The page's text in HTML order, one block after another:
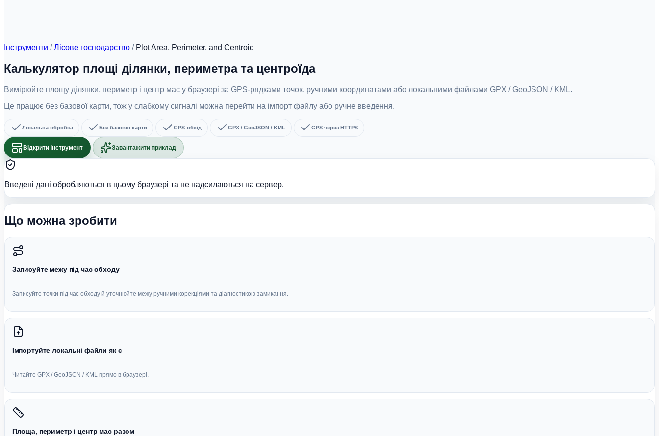
Інструменти / Лісове господарство / Plot Area, Perimeter, and Centroid
Калькулятор площі ділянки, периметра та центроїда
Вимірюйте площу ділянки, периметр і центр мас у браузері за GPS-рядками точок, ручними координатами або локальними файлами GPX / GeoJSON / KML.
Це працює без базової карти, тож у слабкому сигналі можна перейти на імпорт файлу або ручне введення.
Локальна обробка Без базової карти GPS-обхід GPX / GeoJSON / KML GPS через HTTPS
Відкрити інструмент Завантажити приклад
Введені дані обробляються в цьому браузері та не надсилаються на сервер.
Що можна зробити
Записуйте межу під час обходу
Записуйте точки під час обходу й уточнюйте межу ручними корекціями та діагностикою замикання.
Імпортуйте локальні файли як є
Читайте GPX / GeoJSON / KML прямо в браузері.
Площа, периметр і центр мас разом